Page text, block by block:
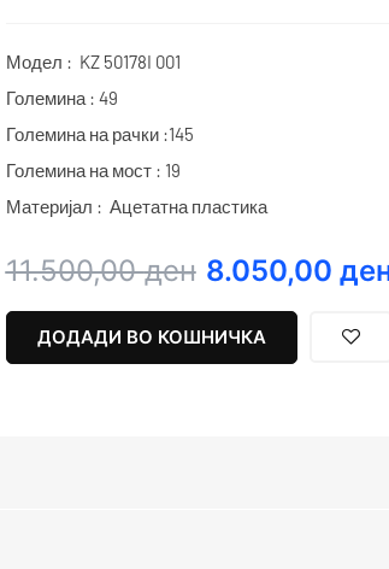
Модел : KZ 50178I 001
Големина : 49
Големина на рачки :145
Големина на мост : 19
Материјал : Ацетатна пластика
11.500,00ден
Original
was:
11.500,00 ден.
8.050,00
Current
8.050,00 ден.
ДОДАДИ ВО КОШНИЧКА